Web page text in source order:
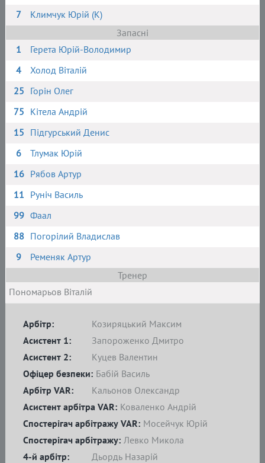
7
Климчук Юрій (К)
Запасні
1
Герета Юрій-Володимир
4
Холод Віталій
25 Горін Олег
75 Кітела Андрій
15 Підгурський Денис
6
Тлумак Юрій
16 Рябов Артур
11 Руніч Василь
99 Фаал
88 Погорілий Владислав
9
Ременяк Артур
Тренер
Пономарьов Віталій
Арбітр:
Козиряцький Максим
Асистент 1:
Запороженко Дмитро
Асистент 2:
Куцев Валентин
4-й арбітр:
Дьордь Назарій
Спостерігач арбітражу: Левко Микола
Офіцер безпеки: Бабій Василь
Арбітр VAR:
Кальонов Олександр
Асистент арбітра VAR: Коваленко Андрій
Спостерігач арбітражу VAR: Мосейчук Юрій